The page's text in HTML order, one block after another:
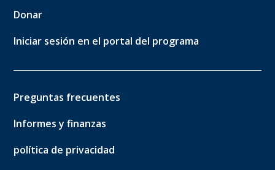
Donar
Iniciar sesión en el portal del programa
Preguntas frecuentes
Informes y finanzas
política de privacidad